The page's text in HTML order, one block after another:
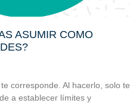
ASUMIR COMO
corresponde. Al hacerlo, solo te
a establecer límites y